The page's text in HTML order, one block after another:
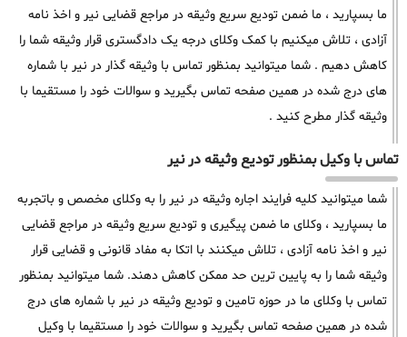
ما بسپارید ، ما ضمن تودیع سریع وثیقه در مراجع قضایی نیر و اخذ نامه
آزادی ، تلاش میکنیم با کمک وکلای درجه یک دادگستری قرار وثیقه شما را
کاهش دهیم . شما میتوانید بمنظور تماس با وثیقه گذار در نیر با شماره
های درج شده در همین صفحه تماس بگیرید و سوالات خود را مستقیما با
وثیقه گذار مطرح کنید .
تماس با وکیل بمنظور تودیع وثیقه در نیر
شما میتوانید کلیه فرایند اجاره وثیقه در نیر را به وکلای مخصص و باتجربه
ما بسپارید ، وکلای ما ضمن پیگیری و تودیع سریع وثیقه در مراجع قضایی
نیر و اخذ نامه آزادی ، تلاش میکنند با اتکا به مفاد قانونی و قضایی قرار
وثیقه شما را به پایین ترین حد ممکن کاهش دهند. شما میتوانید بمنظور
تماس با وکلای ما در حوزه تامین و تودیع وثیقه در نیر با شماره های درج
شده در همین صفحه تماس بگیرید و سوالات خود را مستقیما با وکیل